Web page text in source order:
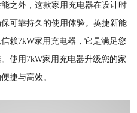
之外，这款家用充电器在设计时
可靠持久的使用体验。英捷新能
赖7kW家用充电器，它是满足您
使用7kW家用充电器升级您的家
捷与高效。